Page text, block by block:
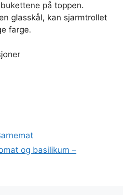
på toppen.
glasskål, kan sjarmtrollet
farge.
og basilikum –